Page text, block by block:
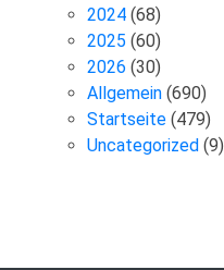
2024 (68)
2025 (60)
2026 (30)
Allgemein (690)
Startseite (479)
Uncategorized (9)